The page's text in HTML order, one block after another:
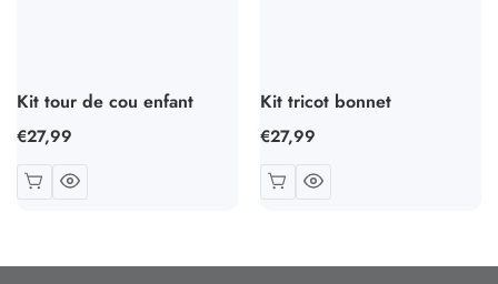
Kit tour de cou enfant
Prix
€27,99
Kit tricot bonnet
Prix
€27,99